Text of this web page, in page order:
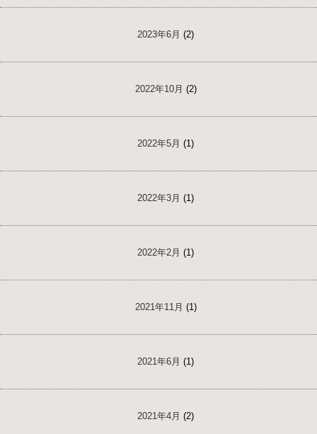
2023年6月 (2)
2022年10月 (2)
2022年5月 (1)
2022年3月 (1)
2022年2月 (1)
2021年11月 (1)
2021年6月 (1)
2021年4月 (2)